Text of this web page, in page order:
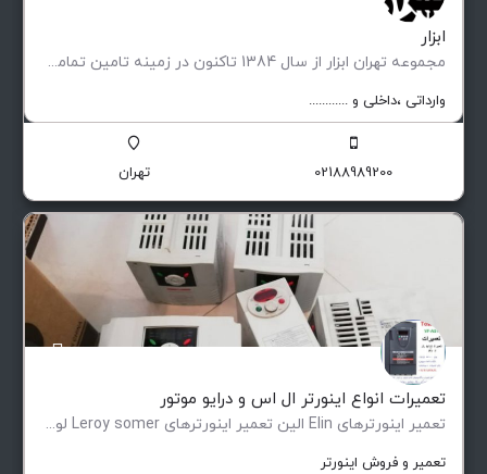
ابزار
مجموعه تهران ابزار از سال 1384 تاکنون در زمینه تامین تمامی تجهیزات مورد نیاز صنایع پیشران ، کارگاه ها…
وارداتی ،‌داخلی و ............
02188989200 تهران
تعمیرات انواع اینورتر ال اس و درایو موتور
تعمیر اینورترهای Elin الین تعمیر اینورترهای Leroy somer لوری سومر تعمیر اینورترهای Eurotherm یوروترم تعمیر…
تعمیر و فروش اینورتر